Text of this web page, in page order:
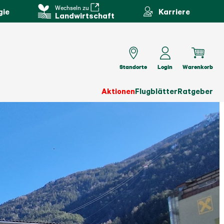
Wechseln zu
Landwirtschaft Karriere
AktionenFlugblätterRatgeber
Standorte Login Warenkorb